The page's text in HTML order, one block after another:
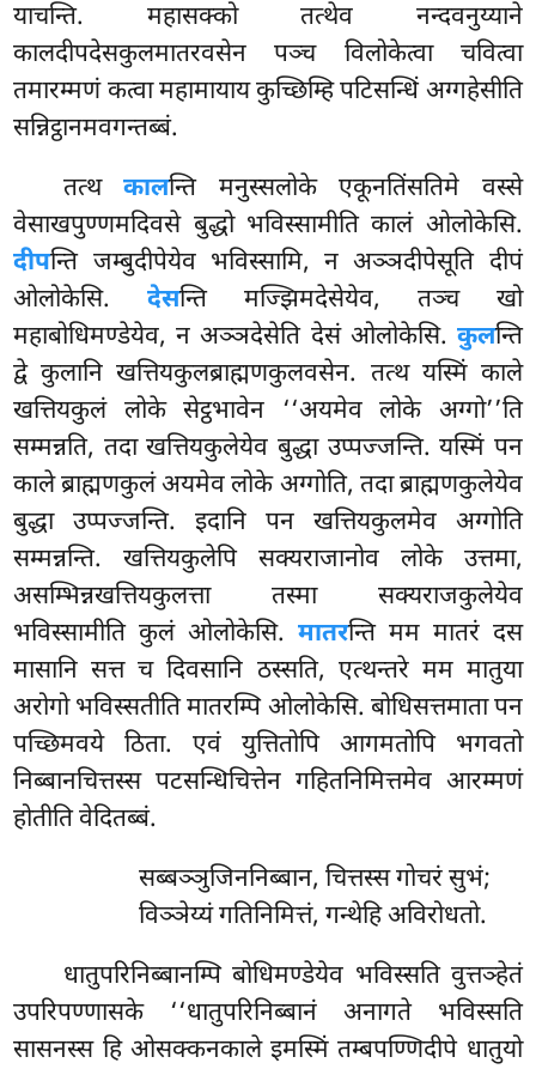
याचन्ति. महासक्को तत्थेव नन्दवनुय्याने
कालदीपदेसकुलमातरवसेन पञ्च विलोकेत्वा चवित्वा
तमारम्मणं कत्वा महामायाय कुच्छिम्हि पटिसन्धिं अग्गहेसीति
सन्निट्ठानमवगन्तब्बं.
तत्थकालन्ति मनुस्सलोके एकूनतिंसतिमे वस्से
वेसाखपुण्णमदिवसे बुद्धो भविस्सामीति कालं ओलोकेसि.
दीपन्ति जम्बुदीपेयेव भविस्सामि, न अञ्ञदीपेसूति दीपं
ओलोकेसि.देसन्ति मज्झिमदेसेयेव, तञ्च खो
महाबोधिमण्डेयेव, न अञ्ञदेसेति देसं ओलोकेसि. कुलन्ति
द्वे कुलानि खत्तियकुलब्राह्मणकुलवसेन. तत्थ यस्मिं काले
खत्तियकुलं लोके सेट्ठभावेन ‘‘अयमेव लोके अग्गो’’ति
सम्मन्नति, तदा खत्तियकुलेयेव बुद्धा उप्पज्जन्ति. यस्मिं पन
काले ब्राह्मणकुलं अयमेव लोके अग्गोति, तदा ब्राह्मणकुलेयेव
बुद्धा उप्पज्जन्ति. इदानि पन खत्तियकुलमेव अग्गोति
सम्मन्नन्ति. खत्तियकुलेपि सक्यराजानोव लोके उत्तमा,
असम्भिन्नखत्तियकुलत्ता तस्मा सक्यराजकुलेयेव
भविस्सामीति कुलं ओलोकेसि. मातरन्ति मम मातरं दस
मासानि सत्त च दिवसानि ठस्सति, एत्थन्तरे मम मातुया
अरोगो भविस्सतीति मातरम्पि ओलोकेसि. बोधिसत्तमाता पन
पच्छिमवये ठिता. एवं युत्तितोपि आगमतोपि भगवतो
निब्बानचित्तस्स पटसन्धिचित्तेन गहितनिमित्तमेव आरम्मणं
होतीति वेदितब्बं.
सब्बञ्ञुजिननिब्बान, चित्तस्स गोचरं सुभं;
विञ्ञेय्यं गतिनिमित्तं, गन्थेहि अविरोधतो.
धातुपरिनिब्बानम्पि बोधिमण्डेयेव भविस्सति वुत्तञ्हेतं
उपरिपण्णासके ‘‘धातुपरिनिब्बानं अनागते भविस्सति
सासनस्स हि ओसक्कनकाले इमस्मिं तम्बपण्णिदीपे धातुयो